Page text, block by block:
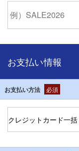
お支払い情報
お支払い方法 必須